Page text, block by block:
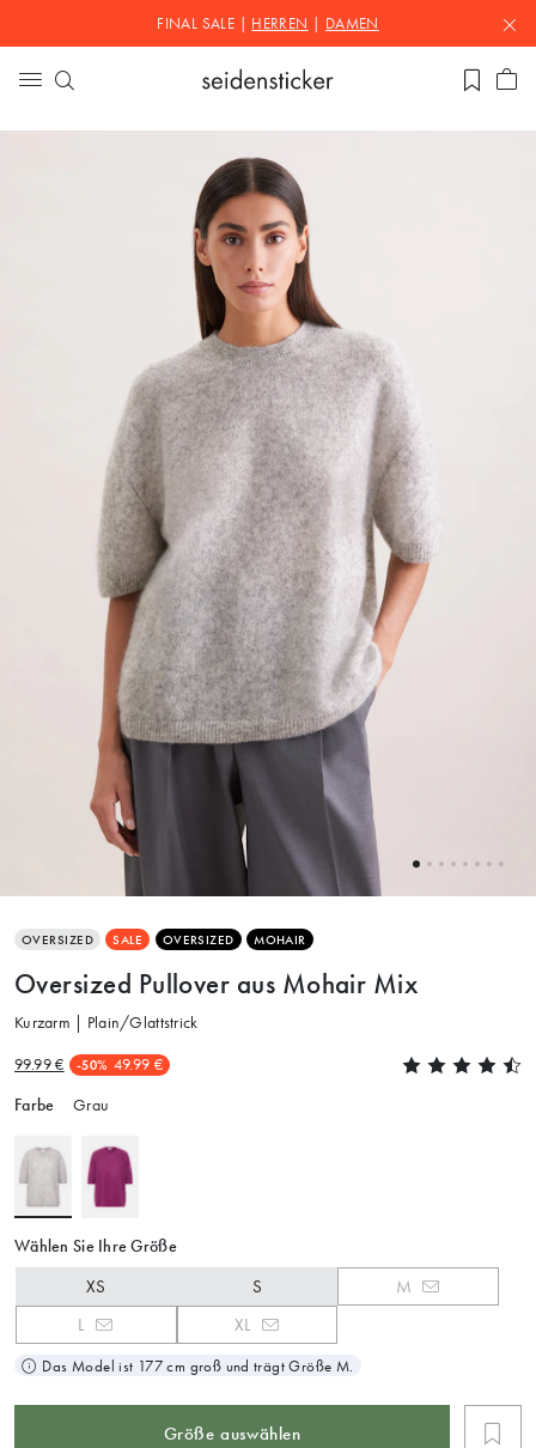
FINAL SALE | HERREN DAMEN
OVERSIZED SALE OVERSIZED MOHAIR
Oversized Pullover aus Mohair Mix
Kurzarm | Plain/Glattstrick
99.99 € -50% 49.99 €
Farbe Grau
Wählen Sie Ihre Größe
XS S
M
L
XL
Das Model ist 177 cm groß und trägt Größe M.
Größe auswählen